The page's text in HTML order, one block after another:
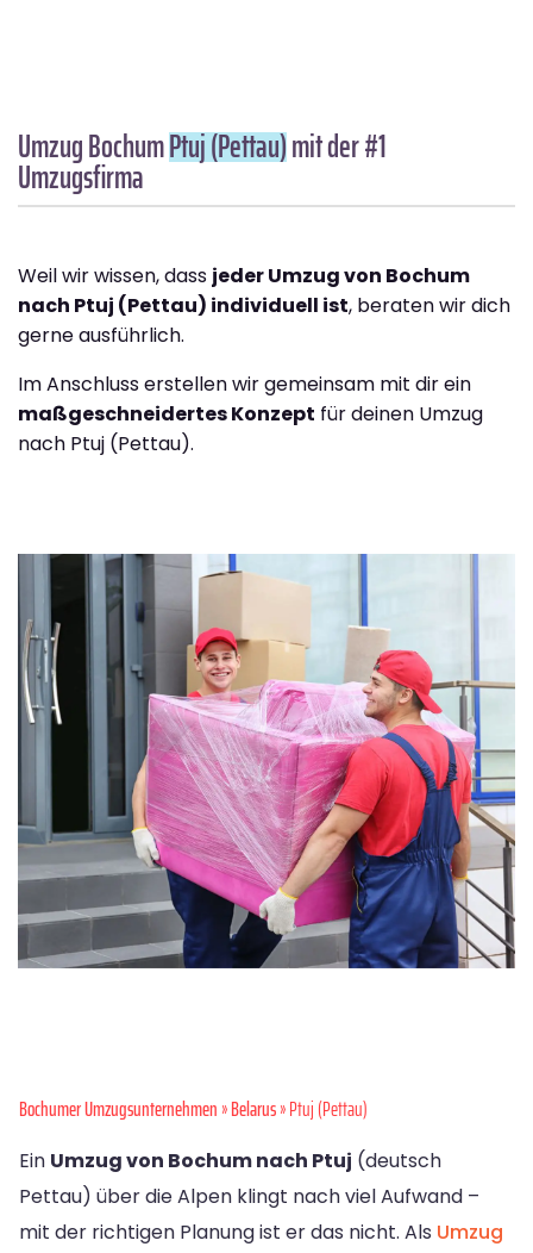
Umzug BochumPtuj (Pettau)mit der #1
Umzugsfirma
Weil wir wissen, dass jeder Umzug von Bochum
nach Ptuj (Pettau) individuell ist, beraten wir dich
gerne ausführlich.
Im Anschluss erstellen wir gemeinsam mit dir ein
maßgeschneidertes Konzept für deinen Umzug
nach Ptuj (Pettau).
Bochumer Umzugsunternehmen»Belarus» Ptuj (Pettau)
Ein Umzug von Bochum nach Ptuj (deutsch
Pettau) über die Alpen klingt nach viel Aufwand –
mit der richtigen Planung ist er das nicht. Als Umzug